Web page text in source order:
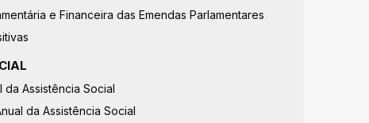
e Financeira das Emendas Parlamentares
da Assistência Social
da Assistência Social